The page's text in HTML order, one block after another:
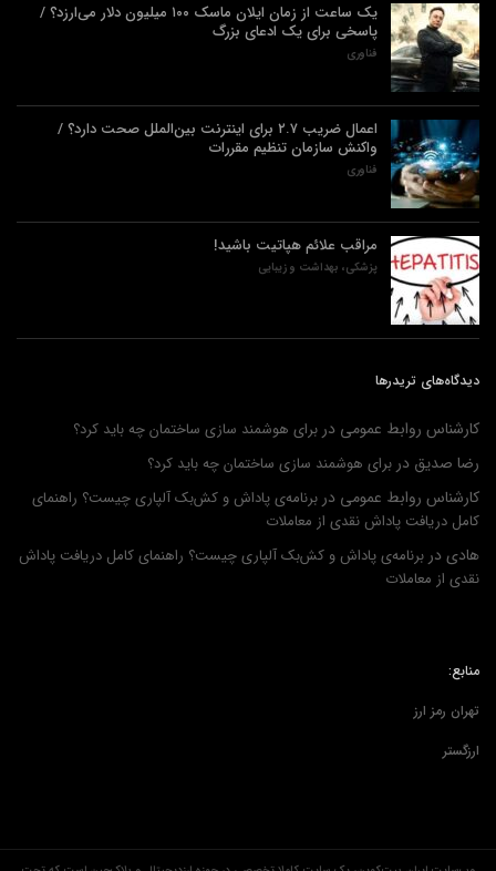
یک ساعت از زمان ایلان ماسک ۱۰۰ میلیون دلار می‌ارزد؟ /
پاسخی برای یک ادعای بزرگ
فناوری
اعمال ضریب ۲.۷ برای اینترنت بین‌الملل صحت دارد؟ /
واکنش سازمان تنظیم مقررات
فناوری
مراقب علائم هپاتیت باشید!
پزشکی، بهداشت و زیبایی
دیدگاه‌های تریدرها
کارشناس روابط عمومی در برای هوشمند سازی ساختمان چه باید کرد؟
رضا صدیق در برای هوشمند سازی ساختمان چه باید کرد؟
کارشناس روابط عمومی در برنامه‌ی پاداش و کش‌بک آلپاری چیست؟ راهنمای
کامل دریافت پاداش نقدی از معاملات
هادی در برنامه‌ی پاداش و کش‌بک آلپاری چیست؟ راهنمای کامل دریافت پاداش
نقدی از معاملات
منابع:
تهران رمز ارز
ارزگستر